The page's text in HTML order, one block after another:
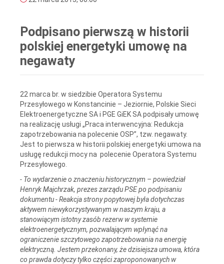
Podpisano pierwszą w historii
polskiej energetyki umowę na
negawaty
22 marca br. w siedzibie Operatora Systemu
Przesyłowego w Konstancinie – Jeziornie, Polskie Sieci
Elektroenergetyczne SA i PGE GiEK SA podpisały umowę
na realizację usługi „Praca interwencyjna: Redukcja
zapotrzebowania na polecenie OSP”, tzw. negawaty.
Jest to pierwsza w historii polskiej energetyki umowa na
usługę redukcji mocy na polecenie Operatora Systemu
Przesyłowego.
- To wydarzenie o znaczeniu historycznym – powiedział
Henryk Majchrzak, prezes zarządu PSE po podpisaniu
dokumentu - Reakcja strony popytowej była dotychczas
aktywem niewykorzystywanym w naszym kraju, a
stanowiącym istotny zasób rezerw w systemie
elektroenergetycznym, pozwalającym wpłynąć na
ograniczenie szczytowego zapotrzebowania na energię
elektryczną. Jestem przekonany, że dzisiejsza umowa, która
co prawda dotyczy tylko części zaproponowanych w